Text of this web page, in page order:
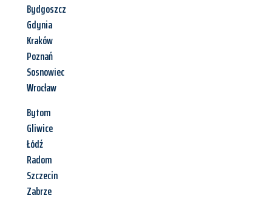
Bydgoszcz
Gdynia
Kraków
Poznań
Sosnowiec
Wrocław
Bytom
Gliwice
Łódź
Radom
Szczecin
Zabrze